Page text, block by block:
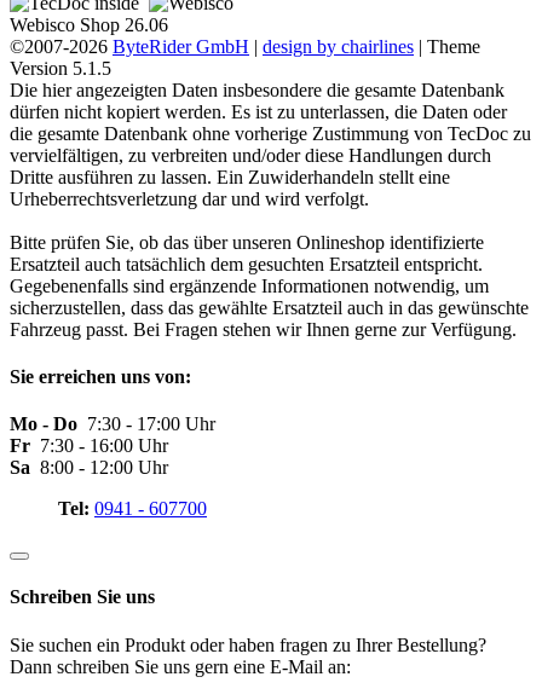
Webisco Shop 26.06
©2007-2026 ByteRider GmbH | design by chairlines | Theme
Version 5.1.5
Die hier angezeigten Daten insbesondere die gesamte Datenbank
dürfen nicht kopiert werden. Es ist zu unterlassen, die Daten oder
die gesamte Datenbank ohne vorherige Zustimmung von TecDoc zu
vervielfältigen, zu verbreiten und/oder diese Handlungen durch
Dritte ausführen zu lassen. Ein Zuwiderhandeln stellt eine
Urheberrechtsverletzung dar und wird verfolgt.
Bitte prüfen Sie, ob das über unseren Onlineshop identifizierte
Ersatzteil auch tatsächlich dem gesuchten Ersatzteil entspricht.
Gegebenenfalls sind ergänzende Informationen notwendig, um
sicherzustellen, dass das gewählte Ersatzteil auch in das gewünschte
Fahrzeug passt. Bei Fragen stehen wir Ihnen gerne zur Verfügung.
Sie erreichen uns von:
Mo - Do 7:30 - 17:00 Uhr
Fr 7:30 - 16:00 Uhr
Sa 8:00 - 12:00 Uhr
Tel: 0941 - 607700
Schreiben Sie uns
Sie suchen ein Produkt oder haben fragen zu Ihrer Bestellung?
Dann schreiben Sie uns gern eine E-Mail an: